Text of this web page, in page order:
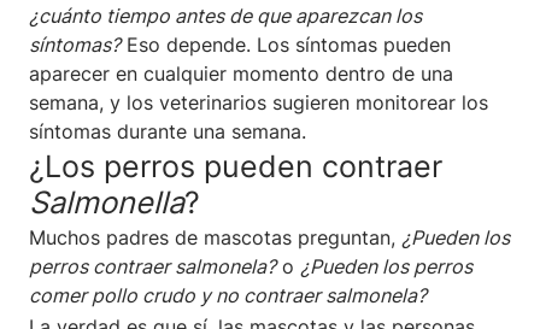
¿cuánto tiempo antes de que aparezcan los
síntomas?Eso depende. Los síntomas pueden
aparecer en cualquier momento dentro de una
semana, y los veterinarios sugieren monitorear los
síntomas durante una semana.
¿Los perros pueden contraer
Salmonella?
Muchos padres de mascotas preguntan, ¿Pueden los
perros contraer salmonela?o ¿Pueden los perros
comer pollo crudo y no contraer salmonela?